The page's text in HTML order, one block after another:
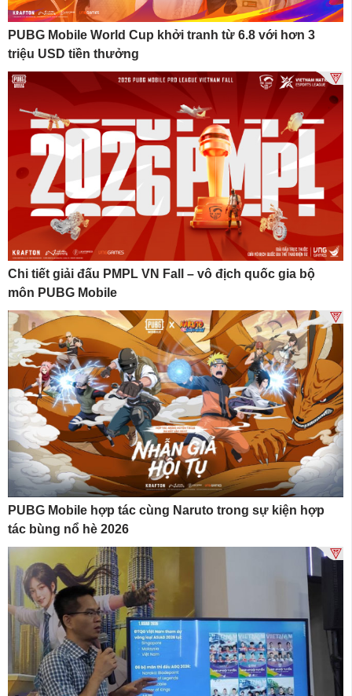
PUBG Mobile World Cup khởi tranh từ 6.8 với hơn 3
triệu USD tiền thưởng
Chi tiết giải đấu PMPL VN Fall – vô địch quốc gia bộ
môn PUBG Mobile
PUBG Mobile hợp tác cùng Naruto trong sự kiện hợp
tác bùng nổ hè 2026